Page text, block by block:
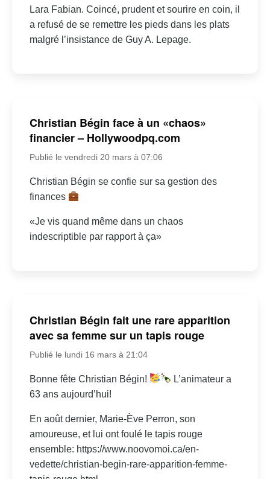
Lara Fabian. Coincé, prudent et sourire en coin, il
a refusé de se remettre les pieds dans les plats
malgré l’insistance de Guy A. Lepage.
Christian Bégin face à un «chaos»
financier – Hollywoodpq.com
Publié le vendredi 20 mars à 07:06
Christian Bégin se confie sur sa gestion des
finances
«Je vis quand même dans un chaos
indescriptible par rapport à ça»
Christian Bégin fait une rare apparition
avec sa femme sur un tapis rouge
Publié le lundi 16 mars à 21:04
Bonne fête Christian Bégin!
L’animateur a
63 ans aujourd’hui!
En août dernier, Marie-Ève Perron, son
amoureuse, et lui ont foulé le tapis rouge
ensemble: https://www.noovomoi.ca/en-
vedette/christian-begin-rare-apparition-femme-